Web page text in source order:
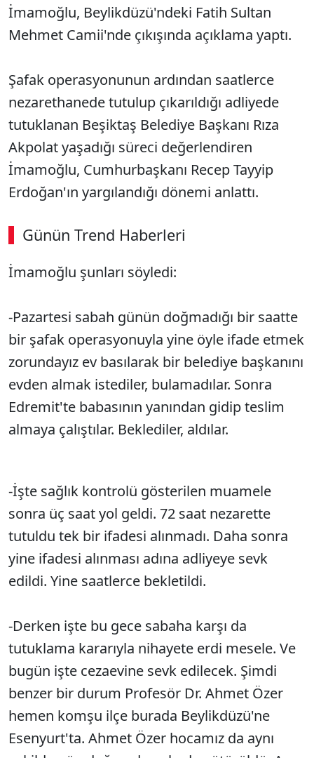
İmamoğlu, Beylikdüzü'ndeki Fatih Sultan
Mehmet Camii'nde çıkışında açıklama yaptı.
Şafak operasyonunun ardından saatlerce
nezarethanede tutulup çıkarıldığı adliyede
tutuklanan Beşiktaş Belediye Başkanı Rıza
Akpolat yaşadığı süreci değerlendiren
İmamoğlu, Cumhurbaşkanı Recep Tayyip
Erdoğan'ın yargılandığı dönemi anlattı.
Günün Trend Haberleri
İmamoğlu şunları söyledi:
-Pazartesi sabah günün doğmadığı bir saatte
bir şafak operasyonuyla yine öyle ifade etmek
zorundayız ev basılarak bir belediye başkanını
evden almak istediler, bulamadılar. Sonra
Edremit'te babasının yanından gidip teslim
almaya çalıştılar. Beklediler, aldılar.
-İşte sağlık kontrolü gösterilen muamele
sonra üç saat yol geldi. 72 saat nezarette
tutuldu tek bir ifadesi alınmadı. Daha sonra
yine ifadesi alınması adına adliyeye sevk
edildi. Yine saatlerce bekletildi.
-Derken işte bu gece sabaha karşı da
tutuklama kararıyla nihayete erdi mesele. Ve
bugün işte cezaevine sevk edilecek. Şimdi
benzer bir durum Profesör Dr. Ahmet Özer
hemen komşu ilçe burada Beylikdüzü'ne
Esenyurt'ta. Ahmet Özer hocamız da aynı